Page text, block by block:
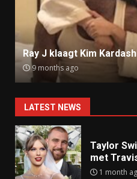
Ray J klaagt Kim
9 months ago
LATEST NEWS
Taylor
met
1 month